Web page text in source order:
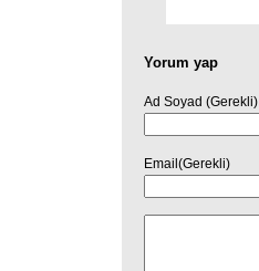
Yorum yap
Ad Soyad (Gerekli)
Email(Gerekli)